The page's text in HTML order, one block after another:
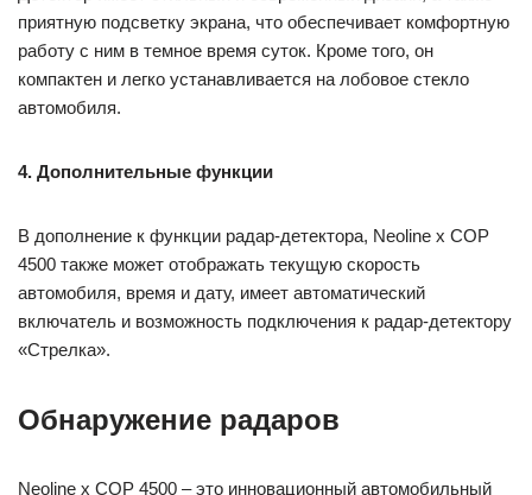
приятную подсветку экрана, что обеспечивает комфортную
работу с ним в темное время суток. Кроме того, он
компактен и легко устанавливается на лобовое стекло
автомобиля.
4. Дополнительные функции
В дополнение к функции радар-детектора, Neoline x COP
4500 также может отображать текущую скорость
автомобиля, время и дату, имеет автоматический
включатель и возможность подключения к радар-детектору
«Стрелка».
Обнаружение радаров
Neoline x COP 4500 – это инновационный автомобильный